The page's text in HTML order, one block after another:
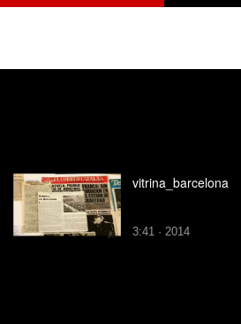
vitrina_barcelona
3:41 · 2014